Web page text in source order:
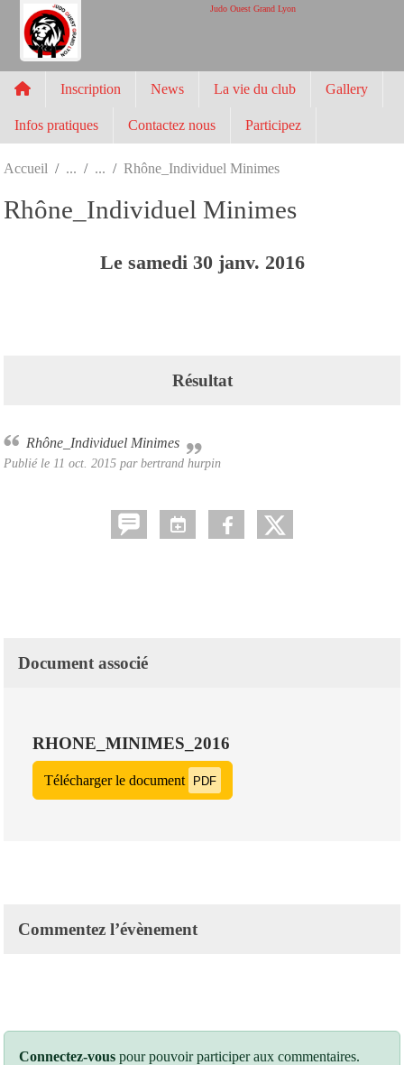
Judo Ouest Grand Lyon
Inscription News La vie du club Gallery
Infos pratiques Contactez nous Participez
Accueil Rhône_Individuel Minimes
Rhône_Individuel Minimes
Le samedi 30 janv. 2016
Résultat
Rhône_Individuel Minimes
Publié le 11 oct. 2015 parbertrand hurpin
Document associé
RHONE_MINIMES_2016
Télécharger le document PDF
Commentez l’évènement
Connectez-vous pour pouvoir participer aux commentaires.
Panneau de gestion des cookies